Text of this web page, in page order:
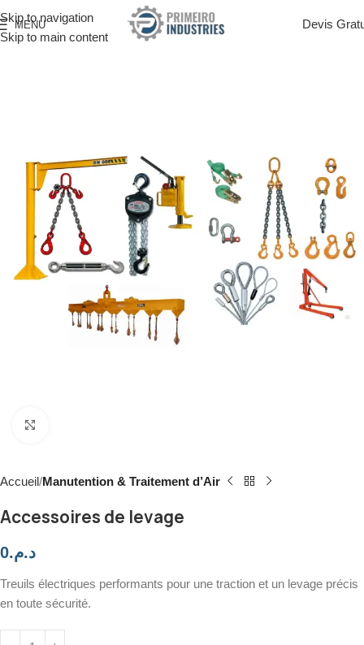
Skip to navigation
Skip to main content
MENU Devis
Accueil Manutention & Traitement d’Air
Accessoires de levage
د.م.0
Treuils électriques performants pour une traction et un levage précis
en toute sécurité.